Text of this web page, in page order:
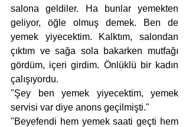
salona geldiler. Ha bunlar yemekten
geliyor, öğle olmuş demek. Ben de
yemek yiyecektim. Kalktım, salondan
çıktım ve sağa sola bakarken mutfağı
gördüm, içeri girdim. Önlüklü bir kadın
çalışıyordu.
"Şey ben yemek yiyecektim, yemek
servisi var diye anons geçilmişti."
"Beyefendi hem yemek saati geçti hem